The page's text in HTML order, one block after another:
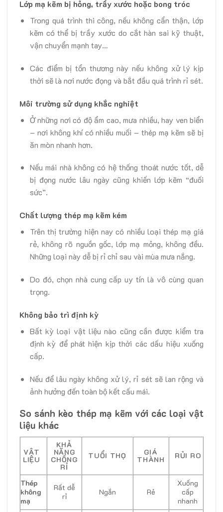
Lớp mạ kẽm bị hỏng, trầy xước hoặc bong tróc
Trong quá trình thi công, nếu không cẩn thận, lớp
kẽm có thể bị trầy xước do cắt hàn sai kỹ thuật,
vận chuyển mạnh tay…
Các điểm bị tổn thương này nếu không xử lý kịp
thời sẽ là nơi nước đọng và bắt đầu quá trình rỉ sét.
Môi trường sử dụng khắc nghiệt
Ở những nơi có độ ẩm cao, mưa nhiều, hay ven biển
– nơi không khí có nhiều muối – thép mạ kẽm sẽ bị
ăn mòn nhanh hơn.
Nếu mái nhà không có hệ thống thoát nước tốt, dễ
bị đọng nước lâu ngày cũng khiến lớp kẽm “đuối
sức”.
Chất lượng thép mạ kẽm kém
Trên thị trường hiện nay có nhiều loại thép mạ giá
rẻ, không rõ nguồn gốc, lớp mạ mỏng, không đều.
Những loại này dễ bị rỉ chỉ sau vài mùa mưa nắng.
Do đó, chọn nhà cung cấp uy tín là vô cùng quan
trọng.
Không bảo trì định kỳ
Bất kỳ loại vật liệu nào cũng cần được kiểm tra
định kỳ để phát hiện kịp thời các dấu hiệu xuống
cấp.
Nếu để lâu ngày không xử lý, rỉ sét sẽ lan rộng và
ảnh hưởng đến toàn bộ kết cấu mái.
So sánh kèo thép mạ kẽm với các loại vật
liệu khác
VẬT
LIỆU
KHẢ
NĂNG
CHỐNG
RỈ
TUỔI THỌ GIÁ
THÀNH RỦI RO
Thép
không
mạ
Rất dễ
rỉ
Ngắn Rẻ
Xuống
cấp
nhanh